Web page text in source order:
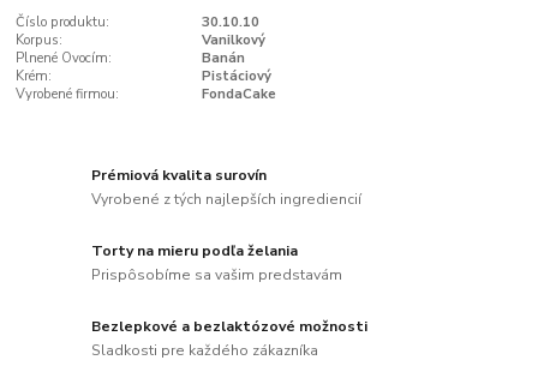
Číslo produktu:
30.10.10
Korpus:
Vanilkový
Plnené Ovocím:
Banán
Krém:
Pistáciový
Vyrobené firmou:
FondaCake
Prémiová kvalita surovín
Vyrobené z tých najlepších ingrediencií
Torty na mieru podľa želania
Prispôsobíme sa vašim predstavám
Bezlepkové a bezlaktózové možnosti
Sladkosti pre každého zákazníka